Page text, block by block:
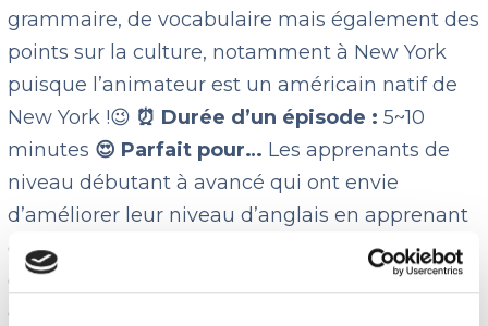
grammaire, de vocabulaire mais également des
points sur la culture, notamment à New York
puisque l’animateur est un américain natif de
New York !😉 ⏰ Durée d’un épisode :5~10
minutes 😍 Parfait pour… Les apprenants de
niveau débutant à avancé qui ont envie
d’améliorer leur niveau d’anglais en apprenant
de nouvelles structures grammaticales ainsi
que de nouveaux mots de vocabulaire, et
d’améliorer leur prononciation en anglais